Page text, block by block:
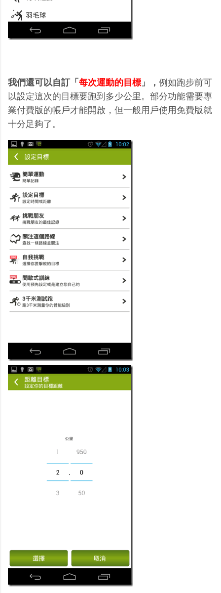
我們還可以自訂「 每次運動的目標 」， 例如跑步前可
以設定這次的目標要跑到多少公里。部分功能需要專
業付費版的帳戶才能開啟，但一般用戶使用免費版就
十分足夠了。